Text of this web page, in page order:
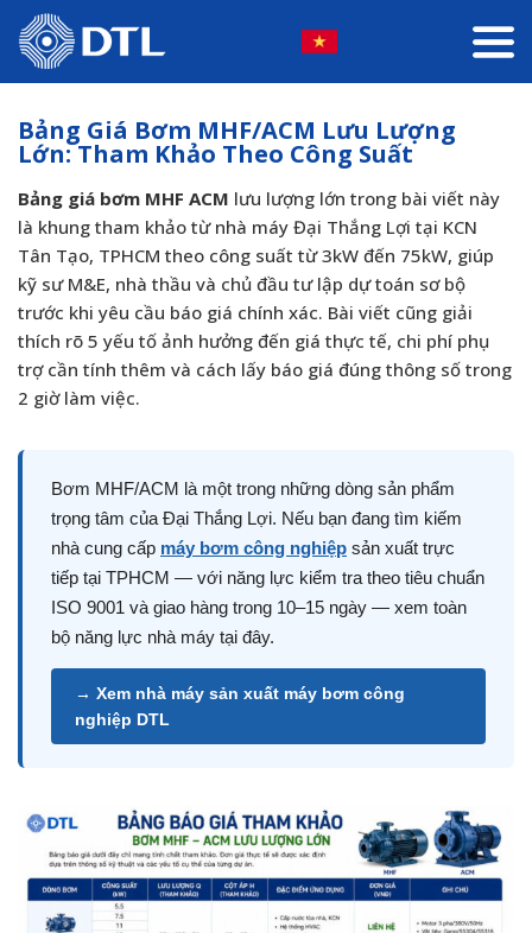
Bảng Giá Bơm MHF/ACM Lưu Lượng
Lớn: Tham Khảo Theo Công Suất
Bảng giá bơm MHF ACM lưu lượng lớn trong bài viết này
là khung tham khảo từ nhà máy Đại Thắng Lợi tại KCN
Tân Tạo, TPHCM theo công suất từ 3kW đến 75kW, giúp
kỹ sư M&E, nhà thầu và chủ đầu tư lập dự toán sơ bộ
trước khi yêu cầu báo giá chính xác. Bài viết cũng giải
thích rõ 5 yếu tố ảnh hưởng đến giá thực tế, chi phí phụ
trợ cần tính thêm và cách lấy báo giá đúng thông số trong
2 giờ làm việc.
Bơm MHF/ACM là một trong những dòng sản phẩm
trọng tâm của Đại Thắng Lợi. Nếu bạn đang tìm kiếm
nhà cung cấp máy bơm công nghiệp sản xuất trực
tiếp tại TPHCM — với năng lực kiểm tra theo tiêu chuẩn
ISO 9001 và giao hàng trong 10–15 ngày — xem toàn
bộ năng lực nhà máy tại đây.
→ Xem nhà máy sản xuất máy bơm công
nghiệp DTL